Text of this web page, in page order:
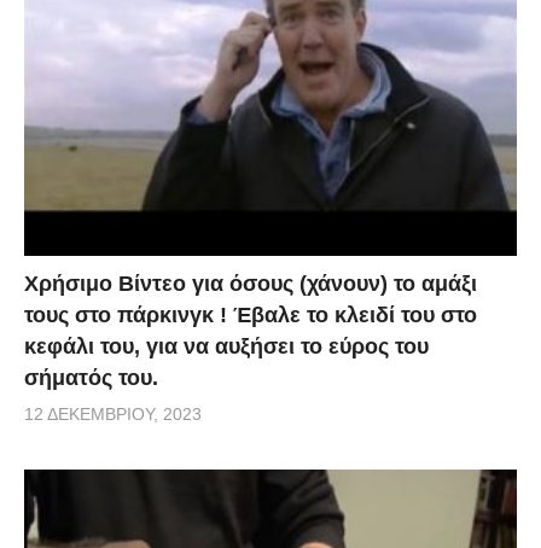
Χρήσιμο Βίντεο για όσους (χάνουν) το αμάξι
τους στο πάρκινγκ ! Έβαλε το κλειδί του στο
κεφάλι του, για να αυξήσει το εύρος του
σήματός του.
12 ΔΕΚΕΜΒΡΊΟΥ, 2023